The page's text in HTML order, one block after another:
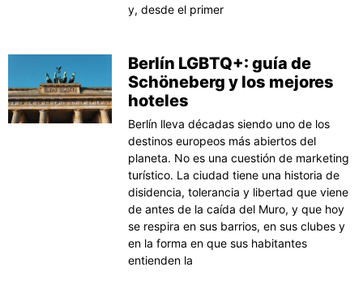
y, desde el primer
Berlín LGBTQ+: guía de
Schöneberg y los mejores
hoteles
Berlín lleva décadas siendo uno de los
destinos europeos más abiertos del
planeta. No es una cuestión de marketing
turístico. La ciudad tiene una historia de
disidencia, tolerancia y libertad que viene
de antes de la caída del Muro, y que hoy
se respira en sus barrios, en sus clubes y
en la forma en que sus habitantes
entienden la